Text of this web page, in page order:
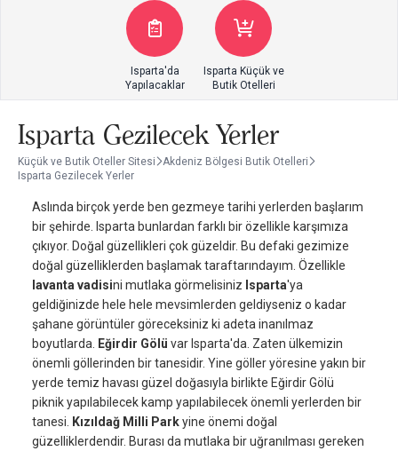
Isparta'da
Yapılacaklar
Isparta Küçük ve
Butik Otelleri
Isparta Gezilecek Yerler
Küçük ve Butik Oteller Sitesi
Akdeniz Bölgesi Butik Otelleri
Isparta Gezilecek Yerler
Aslında birçok yerde ben gezmeye tarihi yerlerden başlarım
bir şehirde. Isparta bunlardan farklı bir özellikle karşımıza
çıkıyor. Doğal güzellikleri çok güzeldir. Bu defaki gezimize
doğal güzelliklerden başlamak taraftarındayım. Özellikle
lavanta vadisini mutlaka görmelisiniz Isparta'ya
geldiğinizde hele hele mevsimlerden geldiyseniz o kadar
şahane görüntüler göreceksiniz ki adeta inanılmaz
boyutlarda.
Eğirdir Gölü var Isparta'da. Zaten ülkemizin
önemli göllerinden bir tanesidir. Yine göller yöresine yakın bir
yerde temiz havası güzel doğasıyla birlikte Eğirdir Gölü
piknik yapılabilecek kamp yapılabilecek önemli yerlerden bir
tanesi.
Kızıldağ Milli Parkyine önemi doğal
güzelliklerdendir. Burası da mutlaka bir uğranılması gereken